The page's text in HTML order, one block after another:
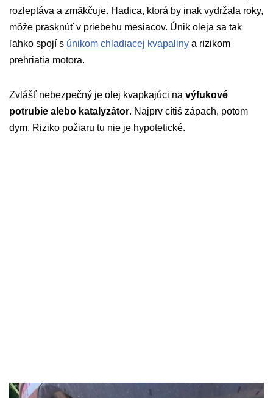
rozleptáva a zmäkčuje. Hadica, ktorá by inak vydržala roky,
môže prasknúť v priebehu mesiacov. Únik oleja sa tak
ľahko spojí s únikom chladiacej kvapaliny a rizikom
prehriatia motora.
Zvlášť nebezpečný je olej kvapkajúci na výfukové
potrubie alebo katalyzátor. Najprv cítiš zápach, potom
dym. Riziko požiaru tu nie je hypotetické.